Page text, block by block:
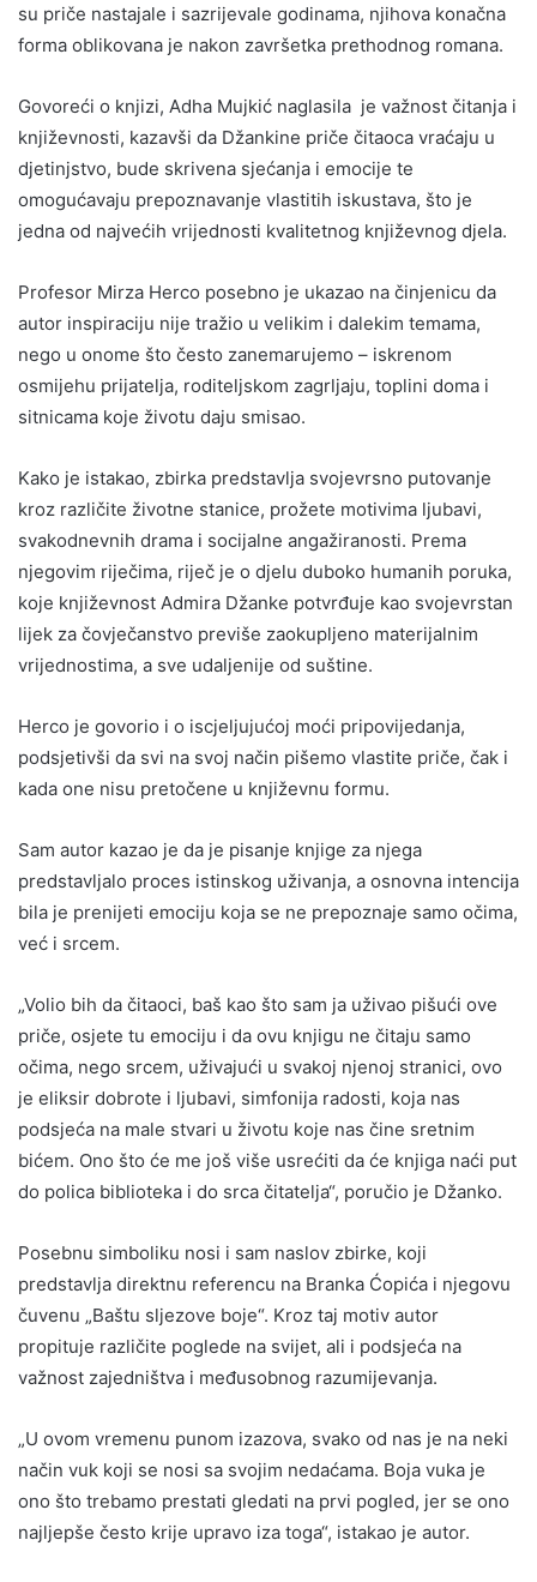
su priče nastajale i sazrijevale godinama, njihova konačna
forma oblikovana je nakon završetka prethodnog romana.
Govoreći o knjizi, Adha Mujkić naglasila je važnost čitanja i
književnosti, kazavši da Džankine priče čitaoca vraćaju u
djetinjstvo, bude skrivena sjećanja i emocije te
omogućavaju prepoznavanje vlastitih iskustava, što je
jedna od najvećih vrijednosti kvalitetnog književnog djela.
Profesor Mirza Herco posebno je ukazao na činjenicu da
autor inspiraciju nije tražio u velikim i dalekim temama,
nego u onome što često zanemarujemo – iskrenom
osmijehu prijatelja, roditeljskom zagrljaju, toplini doma i
sitnicama koje životu daju smisao.
Kako je istakao, zbirka predstavlja svojevrsno putovanje
kroz različite životne stanice, prožete motivima ljubavi,
svakodnevnih drama i socijalne angažiranosti. Prema
njegovim riječima, riječ je o djelu duboko humanih poruka,
koje književnost Admira Džanke potvrđuje kao svojevrstan
lijek za čovječanstvo previše zaokupljeno materijalnim
vrijednostima, a sve udaljenije od suštine.
Herco je govorio i o iscjeljujućoj moći pripovijedanja,
podsjetivši da svi na svoj način pišemo vlastite priče, čak i
kada one nisu pretočene u književnu formu.
Sam autor kazao je da je pisanje knjige za njega
predstavljalo proces istinskog uživanja, a osnovna intencija
bila je prenijeti emociju koja se ne prepoznaje samo očima,
već i srcem.
„Volio bih da čitaoci, baš kao što sam ja uživao pišući ove
priče, osjete tu emociju i da ovu knjigu ne čitaju samo
očima, nego srcem, uživajući u svakoj njenoj stranici, ovo
je eliksir dobrote i ljubavi, simfonija radosti, koja nas
podsjeća na male stvari u životu koje nas čine sretnim
bićem. Ono što će me još više usrećiti da će knjiga naći put
do polica biblioteka i do srca čitatelja“, poručio je Džanko.
Posebnu simboliku nosi i sam naslov zbirke, koji
predstavlja direktnu referencu na Branka Ćopića i njegovu
čuvenu „Baštu sljezove boje“. Kroz taj motiv autor
propituje različite poglede na svijet, ali i podsjeća na
važnost zajedništva i međusobnog razumijevanja.
„U ovom vremenu punom izazova, svako od nas je na neki
način vuk koji se nosi sa svojim nedaćama. Boja vuka je
ono što trebamo prestati gledati na prvi pogled, jer se ono
najljepše često krije upravo iza toga“, istakao je autor.